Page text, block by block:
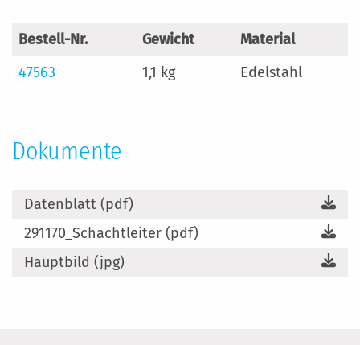
Bestell-Nr. Gewicht
Material
47563
1,1 kg Edelstahl
Dokumente
Datenblatt (pdf)
291170_Schachtleiter (pdf)
Hauptbild (jpg)